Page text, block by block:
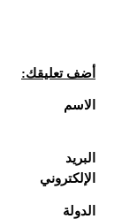
أضف تعليقك:
الاسم
البريد
الإلكتروني
الدولة